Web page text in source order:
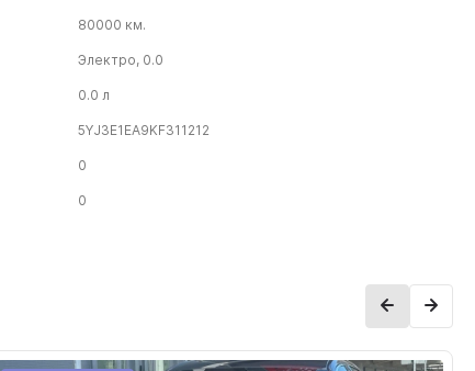
80000 км.
Электро, 0.0
0.0 л
5YJ3E1EA9KF311212
0
0